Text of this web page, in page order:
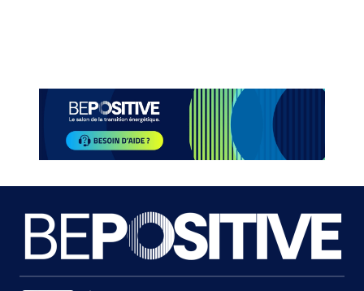
Paragraphes
Paragraphes